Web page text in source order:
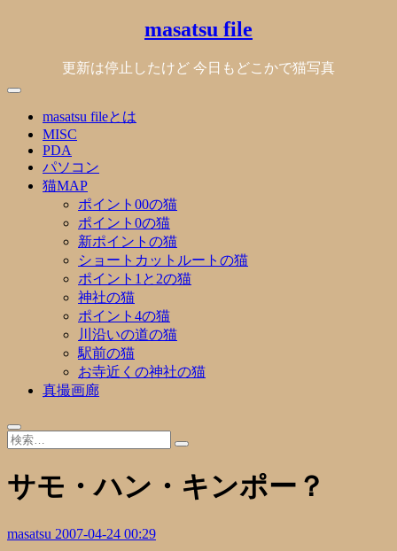
masatsu file
更新は停止したけど 今日もどこかで猫写真
masatsu fileとは
MISC
PDA
パソコン
猫MAP
ポイント00の猫
ポイント0の猫
新ポイントの猫
ショートカットルートの猫
ポイント1と2の猫
神社の猫
ポイント4の猫
川沿いの道の猫
駅前の猫
お寺近くの神社の猫
真撮画廊
サモ・ハン・キンポー？
masatsu 2007-04-24 00:29